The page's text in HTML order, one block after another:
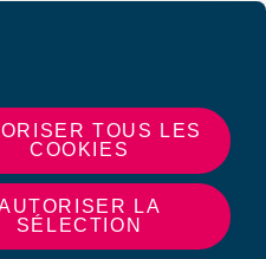
TOUS LES
COOKIES
LA
SÉLECTION